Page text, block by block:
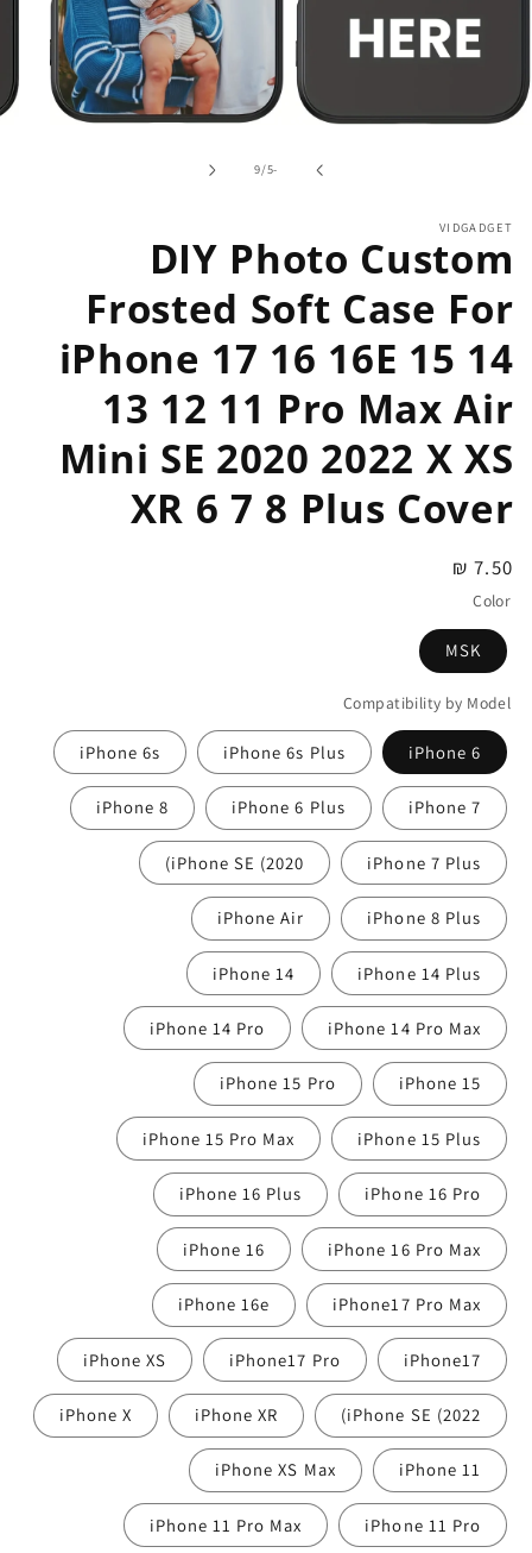
-5
/מתוך
9
VIDGADGET
DIY Photo Custom
Frosted Soft Case For
iPhone 17 16 16E 15 14
13 12 11 Pro Max Air
Mini SE 2020 2022 X XS
XR 6 7 8 Plus Cover
מחיר
רגיל
7.50 ₪
Color
MSK
Compatibility by Model
iPhone 6
iPhone 6s Plus
iPhone 6s
iPhone 7
iPhone 6 Plus
iPhone 8
iPhone 7 Plus
iPhone SE (2020)
iPhone 8 Plus
iPhone Air
iPhone 14 Plus
iPhone 14
iPhone 14 Pro Max
iPhone 14 Pro
iPhone 15
iPhone 15 Pro
iPhone 15 Plus
iPhone 15 Pro Max
iPhone 16 Pro
iPhone 16 Plus
iPhone 16 Pro Max
iPhone 16
iPhone17 Pro Max
iPhone 16e
iPhone17
iPhone17 Pro
iPhone XS
iPhone SE (2022)
iPhone XR
iPhone X
iPhone 11
iPhone XS Max
iPhone 11 Pro
iPhone 11 Pro Max